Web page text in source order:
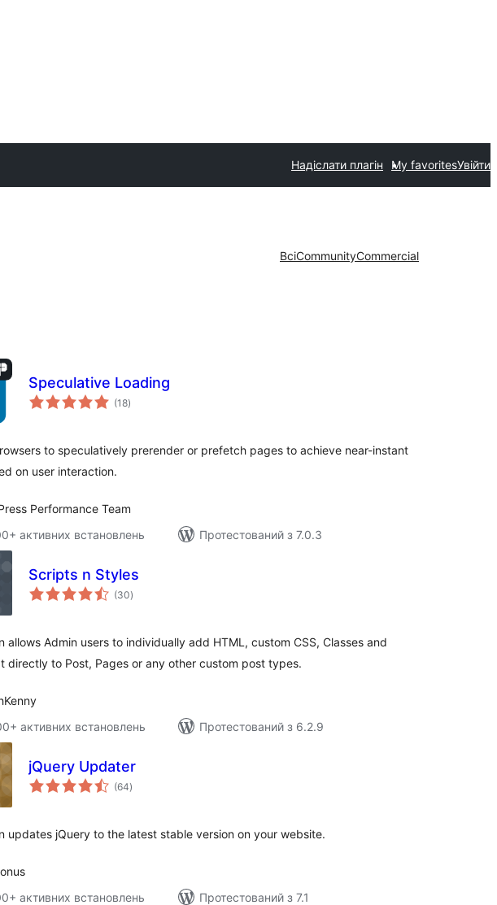
Надіслати плагін My favoritesУвійти
ВсіCommunityCommercial
Speculative Loading
(18загальний
рейтинг
)
to speculatively prerender or prefetch pages to achieve near-instant
on user interaction.
Performance Team
активних встановлень
Протестований з 7.0.3
Scripts n Styles
(30загальний
рейтинг
)
allows Admin users to individually add HTML, custom CSS, Classes and
directly to Post, Pages or any other custom post types.
активних встановлень
Протестований з 6.2.9
jQuery Updater
(64загальний
рейтинг
)
updates jQuery to the latest stable version on your website.
активних встановлень
Протестований з 7.1